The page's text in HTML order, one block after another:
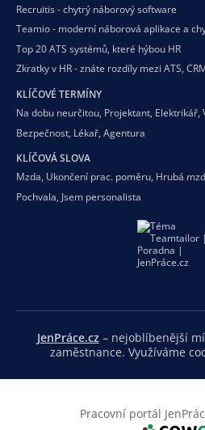
Recruitis - chytrý náborový software
Teamio - moderní náborová aplikace a
Top 20 ATS systémů, které hýbou HR
Zkratky v HR - znáte rozdíly mezi ATS,
KLÍČOVÉ TERMÍNY
Na dobu neurčitou, Projektant, Elektrikář,
Bezpečnost, Lékař, Agentura
KLÍČOVÁ SLOVA
Mzda, Ukončení prac. poměru, Hrubá
Pochvala, Jsem personalista
JenPráce.cz – nejoblíbenější
zaměstnance. Využíváme
Pracovní portál